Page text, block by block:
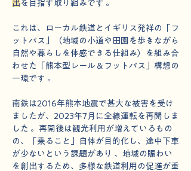
出 を目指す取り組みです 。
これは、ローカル鉄道とイギリス発祥の「フ
ットパス」（地域の小道や田園を歩きながら
自然や暮らしを体感できる仕組み）を組み合
わせた「熊本型レール＆フットパス」構想の
一環です 。
南鉄は2016年熊本地震で甚大な被害を受け
ましたが、2023年7月に全線運転を再開しま
した 。再開後は観光利用が増えているもの
の、「乗ること」自体が目的化し、途中下車
が少ないという課題があり 、地域の賑わい
を創出するため、多様な鉄道利用の促進が重